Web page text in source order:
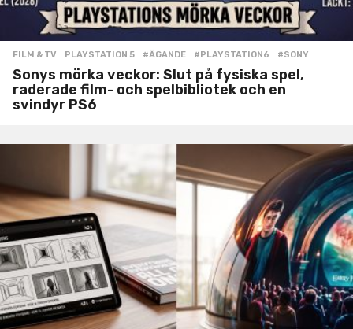
FILM & TV ,PLAYSTATION 5 #ÄGANDE ,#PLAYSTATION6 ,#SONY
Sonys mörka veckor: Slut på fysiska spel,
raderade film- och spelbibliotek och en
svindyr PS6